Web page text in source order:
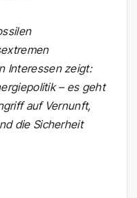
Interessen zeigt:
– es geht
auf Vernunft,
die Sicherheit